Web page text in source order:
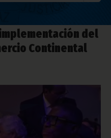
del
Continental